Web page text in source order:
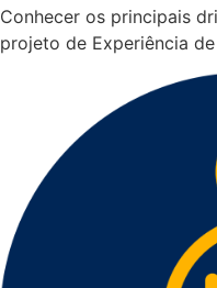
Conhecer os principais
projeto de Experiência